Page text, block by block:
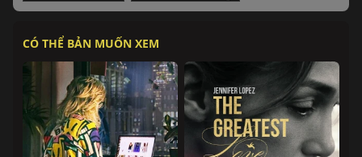
CÓ THỂ BẢN MUỐN XEM